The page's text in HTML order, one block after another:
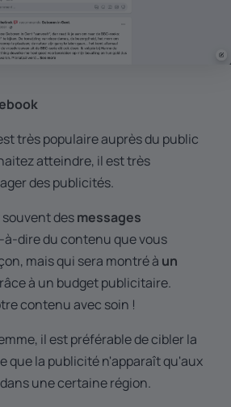
très populaire auprès du public
atteindre, il est très
des publicités.
desmessages
à-dire du contenu que vous
mais qui sera montré à un
à un budget publicitaire.
contenu avec soin !
il est préférable de cibler la
que la publicité n'apparaît qu'aux
une certaine région.